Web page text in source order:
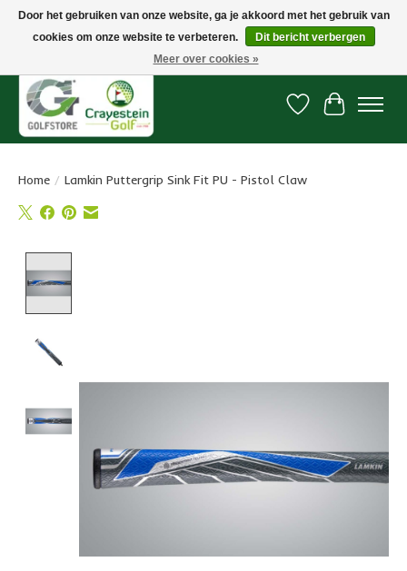
Snelle levering, gratis vanaf € 100. Onze oncourse Golfshop in Dordrecht is
Verlanglijst
Home / Lamkin Puttergrip Sink Fit PU - Pistol Claw
Door het gebruiken van onze website, ga je akkoord met het gebruik van
cookies om onze website te verbeteren.
Dit bericht verbergen
Meer over cookies »